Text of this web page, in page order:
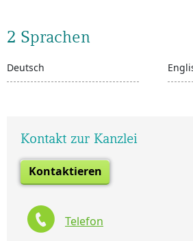
2 Sprachen
Deutsch
Kontakt zur Kanzlei
Kontaktieren
Telefon